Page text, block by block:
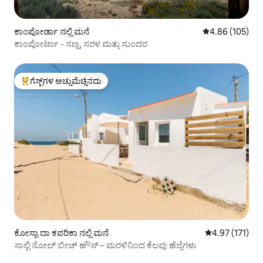
ಕಾಂಪೋರ್ಡಾ ನಲ್ಲಿ ಮನೆ 5 ರಲ್ಲಿ 4.86
4.86 (105)
ಕಾಂಪೋರ್ಟಾ - ಸಣ್ಣ, ಸರಳ ಮತ್ತು ಸುಂದರ
ಗೆಸ್ಟ್‌ಗಳಿಗೆ ಅತಿ ಹೆಚ್ಚು ಅಚ್ಚುಮೆಚ್ಚಿನದು
ಗೆಸ್ಟ್‌ಗಳ ಅಚ್ಚುಮೆಚ್ಚಿನದು
ಕೋಸ್ಟಾ ದಾ ಕಪರಿಕಾ ನಲ್ಲಿ ಮನೆ 5 ರಲ್ಲಿ 4.97
4.97 (171)
ಸಾಲ್ಟಿ ಸೋಲ್ ಬೀಚ್ ಹೌಸ್ – ಮರಳಿನಿಂದ ಕೆಲವು ಹೆಜ್ಜೆಗಳು